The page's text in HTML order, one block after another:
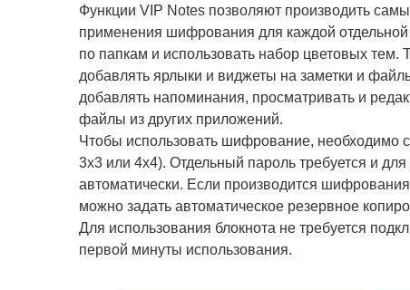
Функции VIP Notes позволяют производить
применения шифрования для каждой отдельной
по папкам и использовать набор цветовых
добавлять ярлыки и виджеты на заметки и
добавлять напоминания, просматривать и
файлы из других приложений.
Чтобы использовать шифрование, необходимо
3х3 или 4х4). Отдельный пароль требуется и
автоматически. Если производится
можно задать автоматическое резервное
Для использования блокнота не требуется
первой минуты использования.